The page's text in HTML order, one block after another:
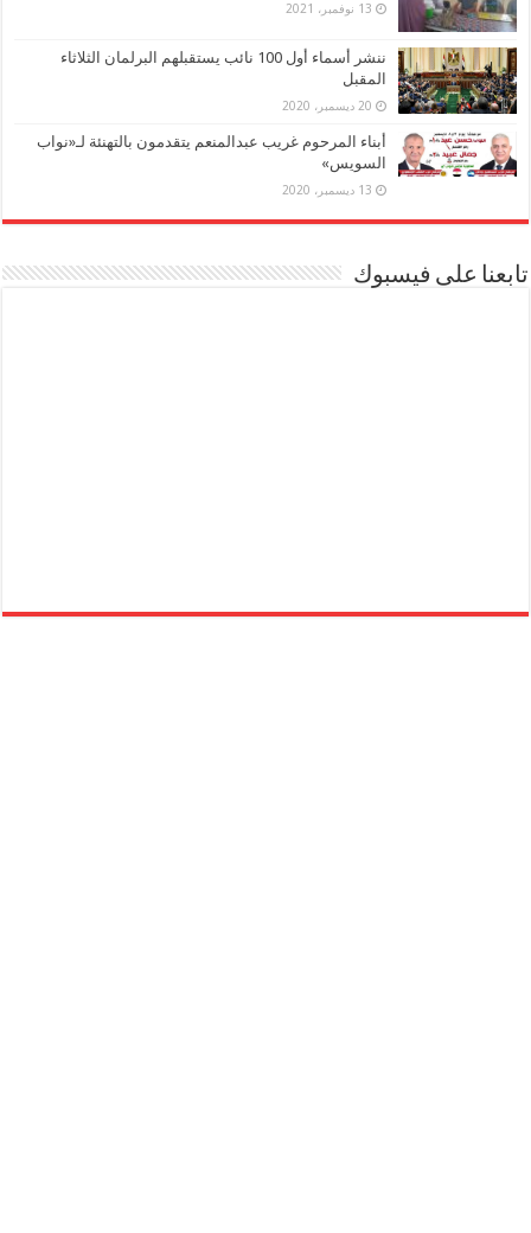
13 نوفمبر، 2021
ننشر أسماء أول 100 نائب يستقبلهم البرلمان الثلاثاء
المقبل
20 ديسمبر، 2020
أبناء المرحوم غريب عبدالمنعم يتقدمون بالتهنئة لـ«نواب
السويس»
13 ديسمبر، 2020
تابعنا على فيسبوك